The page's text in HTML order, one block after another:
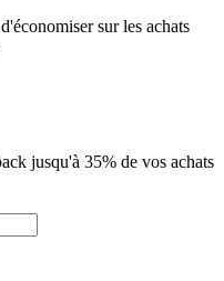
sur les achats
jusqu'à 35% de vos achats